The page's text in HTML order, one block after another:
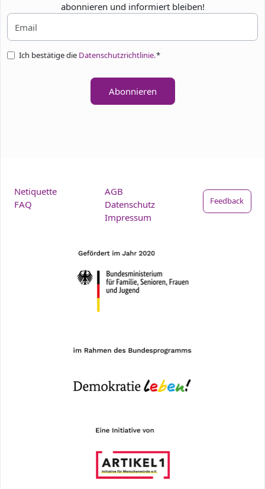
abonnieren und informiert bleiben!
Ich bestätige die Datenschutzrichtlinie.*
Abonnieren
Netiquette
FAQ
AGB
Datenschutz
Impressum
Feedback